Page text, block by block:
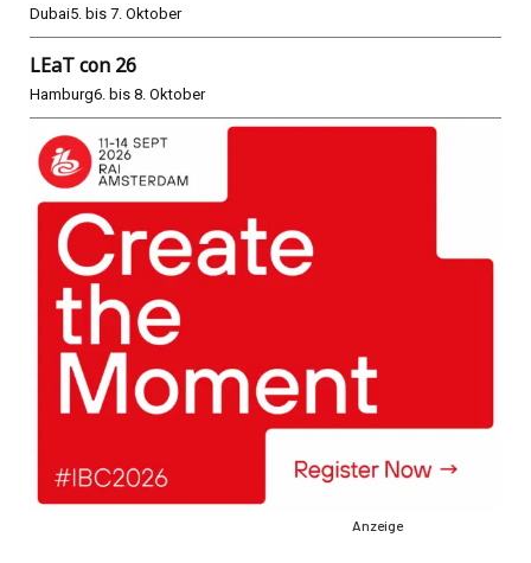
Dubai5. bis 7. Oktober
LEaT con 26
Hamburg6. bis 8. Oktober
Anzeige